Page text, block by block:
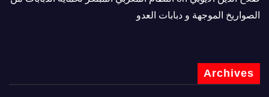
الصواريخ الموجهة و دبابات العدو
Archives